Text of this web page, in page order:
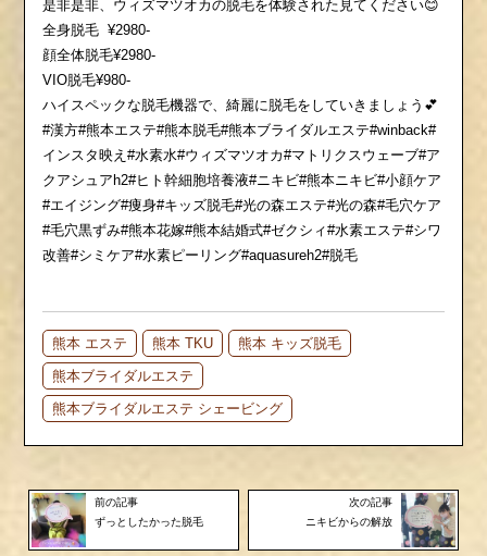
是非是非、ウィズマツオカの脱毛を体験された見てください😊
全身脱毛 ¥2980-
顔全体脱毛¥2980-
VIO脱毛¥980-
ハイスペックな脱毛機器で、綺麗に脱毛をしていきましょう💕
#漢方#熊本エステ#熊本脱毛#熊本ブライダルエステ#winback#
インスタ映え#水素水#ウィズマツオカ#マトリクスウェーブ#ア
クアシュアh2#ヒト幹細胞培養液#ニキビ#熊本ニキビ#小顔ケア
#エイジング#痩身#キッズ脱毛#光の森エステ#光の森#毛穴ケア
#毛穴黒ずみ#熊本花嫁#熊本結婚式#ゼクシィ#水素エステ#シワ
改善#シミケア#水素ピーリング#aquasureh2#脱毛
熊本 エステ 熊本 TKU
熊本 キッズ脱毛
熊本ブライダルエステ
熊本ブライダルエステ シェービング
前の記事
ずっとしたかった脱毛
次の記事
ニキビからの解放